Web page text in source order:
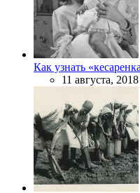
Как узнать
11 августа, 2018